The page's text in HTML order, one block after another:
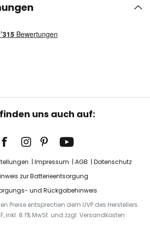
uns auch auf:
Impressum AGB
Datenschutz
zur Batterieentsorgung
und Rückgabehinweis
Preise entsprechen dem UVP des Herstellers.
inkl. 8.1% MwSt. und zzgl. Versandkosten